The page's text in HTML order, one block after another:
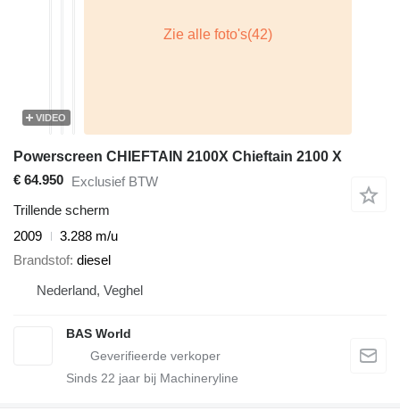
VIDEO
Powerscreen CHIEFTAIN 2100X Chieftain 2100 X
€ 64.950 Exclusief BTW
Trillende scherm
2009
3.288 m/u
Brandstof diesel
Nederland, Veghel
BAS World
Sinds 22 jaar bij Machineryline